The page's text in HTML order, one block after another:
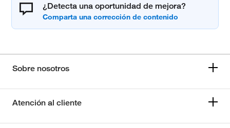
¿Detecta una oportunidad de mejora?
Sobre nosotros
Atención al cliente